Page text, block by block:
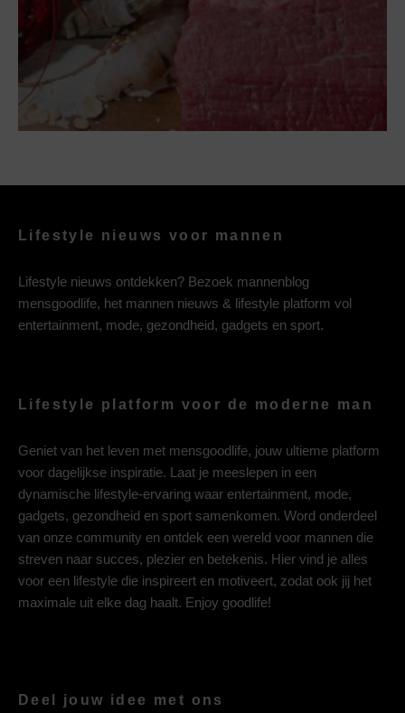
Lifestyle nieuws voor mannen
Lifestyle nieuws ontdekken? Bezoek mannenblog
mensgoodlife, het mannen nieuws & lifestyle platform vol
entertainment, mode, gezondheid, gadgets en sport.
Lifestyle platform voor de moderne man
Geniet van het leven met mensgoodlife, jouw ultieme platform
voor dagelijkse inspiratie. Laat je meeslepen in een
dynamische lifestyle-ervaring waar entertainment, mode,
gadgets, gezondheid en sport samenkomen. Word onderdeel
van onze community en ontdek een wereld voor mannen die
streven naar succes, plezier en betekenis. Hier vind je alles
voor een lifestyle die inspireert en motiveert, zodat ook jij het
maximale uit elke dag haalt. Enjoy goodlife!
Deel jouw idee met ons